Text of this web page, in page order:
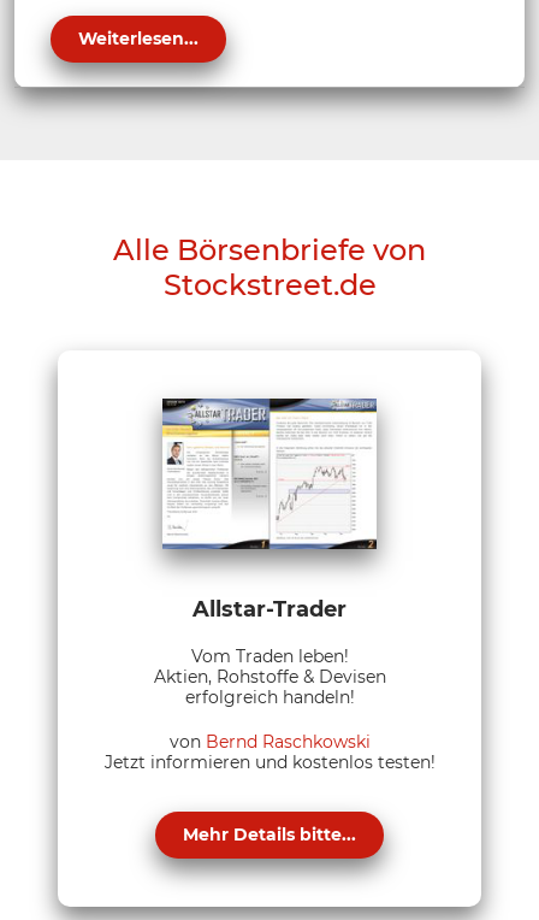
Weiterlesen...
Alle Börsenbriefe von
Stockstreet.de
Allstar-Trader
Vom Traden leben!
Aktien, Rohstoffe & Devisen
erfolgreich handeln!
von Bernd Raschkowski
Jetzt informieren und kostenlos testen!
Mehr Details bitte...